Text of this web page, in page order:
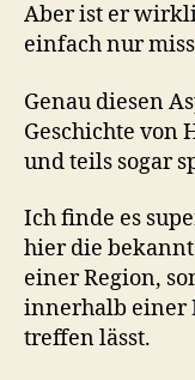
Aber ist er
einfach nur
Genau diesen
Geschichte von
und teils sogar
Ich finde es
hier die
einer Region,
innerhalb einer
treffen lässt.